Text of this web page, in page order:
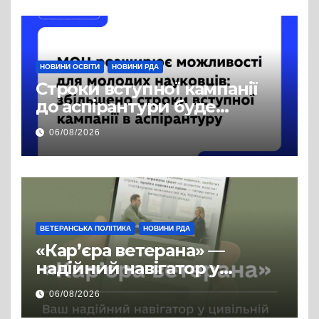
НОВИНИ ОСВІТИ НОВИНИ РДА
Строки вступної кампанії
до аспірантури буде
продовжено
06/08/2026
ВЕТЕРАНСЬКА ПОЛІТИКА НОВИНИ РДА
«Кар’єра ветерана» —
надійний навігатор у
цивільній професії
06/08/2026